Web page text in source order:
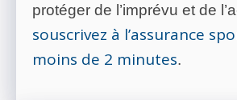
protéger de l’imprévu et de
souscrivez à l’assurance
moins de 2 minutes.